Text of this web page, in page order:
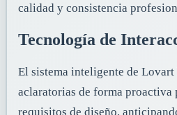
calidad y consistencia
Tecnología de
El sistema inteligente de Lovart
aclaratorias de forma proactiva
requisitos de diseño,